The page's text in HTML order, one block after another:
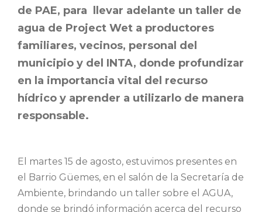
de PAE, para llevar adelante un taller de
agua de Project Wet a productores
familiares, vecinos, personal del
municipio y del INTA, donde profundizar
en la importancia vital del recurso
hídrico y aprender a utilizarlo de manera
responsable.
El martes 15 de agosto, estuvimos presentes en
el Barrio Güemes, en el salón de la Secretaría de
Ambiente, brindando un taller sobre el AGUA,
donde se brindó información acerca del recurso